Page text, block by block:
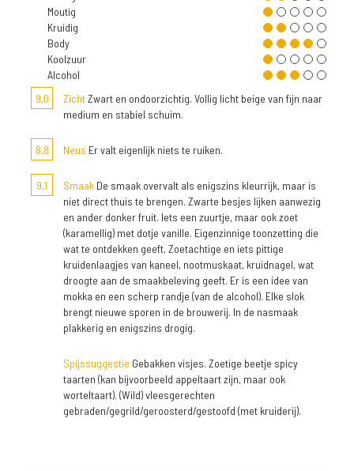
Moutig
Kruidig
Body
Koolzuur
Alcohol
9,0
ZichtZwart en ondoorzichtig. Vollig licht beige van fijn naar
medium en stabiel schuim.
8,8 Neus Er valt eigenlijk niets te ruiken.
9,1 Smaak De smaak overvalt als enigszins kleurrijk, maar is
niet direct thuis te brengen. Zwarte besjes lijken aanwezig
en ander donker fruit. Iets een zuurtje, maar ook zoet
(karamellig) met dotje vanille. Eigenzinnige toonzetting die
wat te ontdekken geeft. Zoetachtige en iets pittige
kruidenlaagjes van kaneel, nootmuskaat, kruidnagel, wat
droogte aan de smaakbeleving geeft. Er is een idee van
mokka en een scherp randje (van de alcohol). Elke slok
brengt nieuwe sporen in de brouwerij. In de nasmaak
plakkerig en enigszins drogig.
Spijssuggestie Gebakken visjes. Zoetige beetje spicy
taarten (kan bijvoorbeeld appeltaart zijn, maar ook
worteltaart). (Wild) vleesgerechten
gebraden/gegrild/geroosterd/gestoofd (met kruiderij).